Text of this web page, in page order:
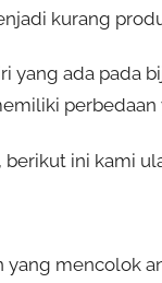
kurang
yang ada pada
ini kami
mencolok